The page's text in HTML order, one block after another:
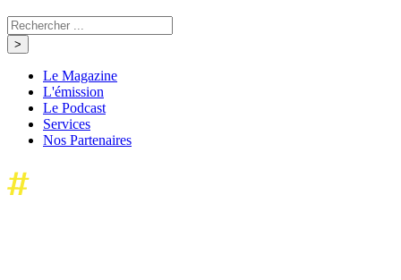
Le Magazine
L'émission
Le Podcast
Services
Nos Partenaires